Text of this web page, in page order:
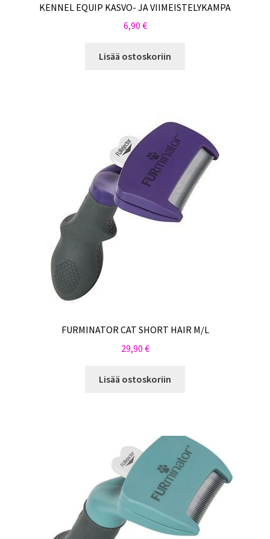
KENNEL EQUIP KASVO- JA VIIMEISTELYKAMPA
6,90 €
Lisää ostoskoriin
FURMINATOR CAT SHORT HAIR M/L
29,90 €
Lisää ostoskoriin